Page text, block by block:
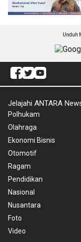
Unduh
Jelajahi ANTARA
Polhukam
Olahraga
Ekonomi Bisnis
Otomotif
Ragam
Pendidikan
Nasional
Nusantara
Foto
Video